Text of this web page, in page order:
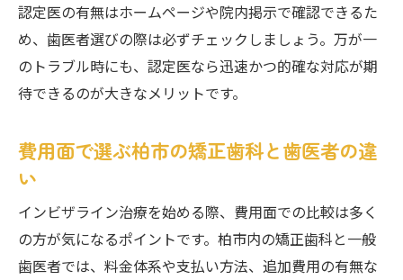
認定医の有無はホームページや院内掲示で確認できるた
め、歯医者選びの際は必ずチェックしましょう。万が一
のトラブル時にも、認定医なら迅速かつ的確な対応が期
待できるのが大きなメリットです。
費用面で選ぶ柏市の矯正歯科と歯医者の違
い
インビザライン治療を始める際、費用面での比較は多く
の方が気になるポイントです。柏市内の矯正歯科と一般
歯医者では、料金体系や支払い方法、追加費用の有無な